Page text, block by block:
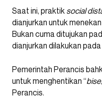
Saat ini, praktik social
dianjurkan untuk
Bukan cuma ditujukan
dianjurkan dilakukan
Pemerintah Perancis
untuk menghentikan “bise
Perancis.